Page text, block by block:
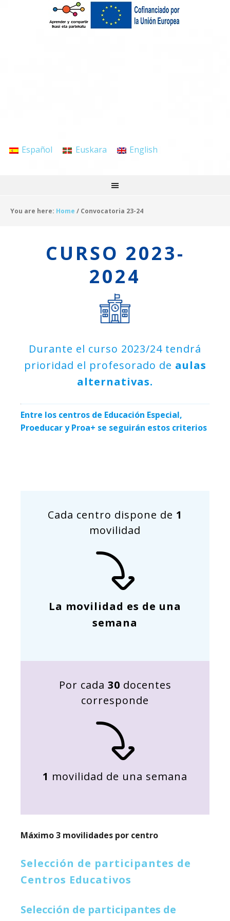
Español Euskara English
You are here: Home / Convocatoria 23-24
CURSO 2023-
2024
Durante el curso 2023/24 tendrá
prioridad el profesorado de aulas
alternativas.
Entre los centros de Educación Especial,
Proeducar y Proa+ se seguirán estos criterios
Cada centro dispone de 1
movilidad
La movilidad es de una
semana
Por cada 30 docentes
corresponde
1 movilidad de una semana
Máximo 3 movilidades por centro
Selección de participantes de
Centros Educativos
Selección de participantes de